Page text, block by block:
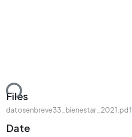
Files
datosenbreve33_bienestar_2021.pdf
Date